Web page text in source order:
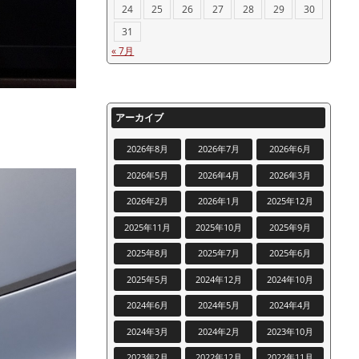
24 25 26 27 28 29
30
31
« 7月
アーカイブ
2026年8月 2026年7月 2026年6月
2026年5月 2026年4月 2026年3月
2026年2月 2026年1月 2025年12月
2025年11月 2025年10月 2025年9月
2025年8月 2025年7月 2025年6月
2025年5月 2024年12月 2024年10月
2024年6月 2024年5月 2024年4月
2024年3月 2024年2月 2023年10月